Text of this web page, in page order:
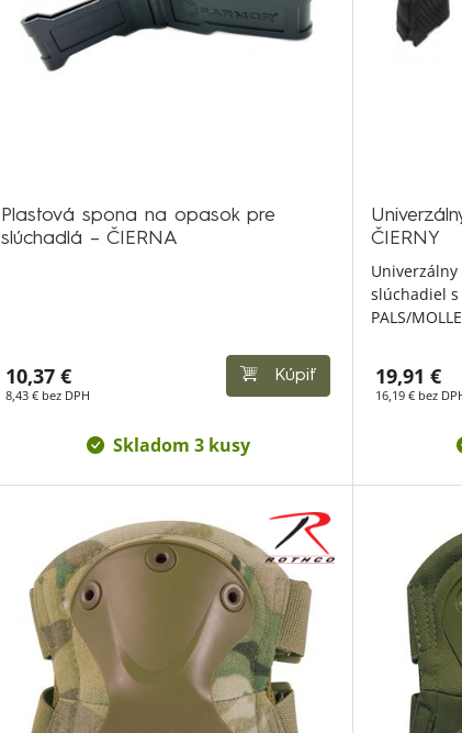
Plastová spona na opasok pre
slúchadlá – ČIERNA
10,37 €
8,43 € bez DPH
Kúpiť
Skladom 3 kusy
ČIERNY
slúchadiel
PALS/
19,91 €
16,19 € bez